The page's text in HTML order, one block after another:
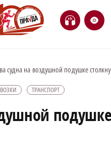
H e
судна на воздушной подушке
ТРАНСПОРТ